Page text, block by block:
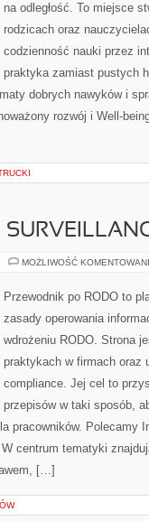
na odległość. To miejsce
rodzicach oraz
codzienność nauki przez
praktyka zamiast pustych
dobrych nawyków i
rozwój i Well-
MOŻLIWOŚĆ
Przewodnik po RODO to
zasady operowania
wdrożeniu RODO. Strona
praktykach w firmach oraz
compliance. Jej cel to
przepisów w taki sposób,
pracowników. Polecamy
centrum tematyki
[…]